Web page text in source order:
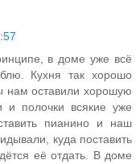
в доме уже всё
Кухня так хорошо
нам оставили хорошую
и полочки всякие уже
пианино и наш
куда поставить
её отдать. В доме